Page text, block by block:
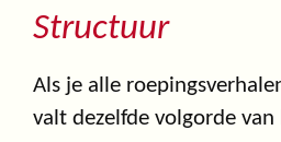
Structuur
Als je alle
valt dezelfde volgorde